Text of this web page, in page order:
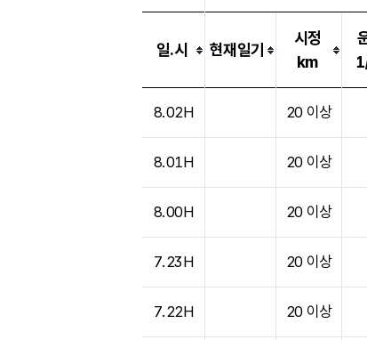
일.시 현재일기
시정
km
8.02H 20 이상
8.01H 20 이상
8.00H 20 이상
7.23H 20 이상
7.22H 20 이상